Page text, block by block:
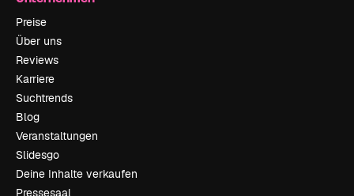
Preise
Über uns
Reviews
Karriere
Suchtrends
Blog
Veranstaltungen
Slidesgo
Deine Inhalte verkaufen
Pressesaal